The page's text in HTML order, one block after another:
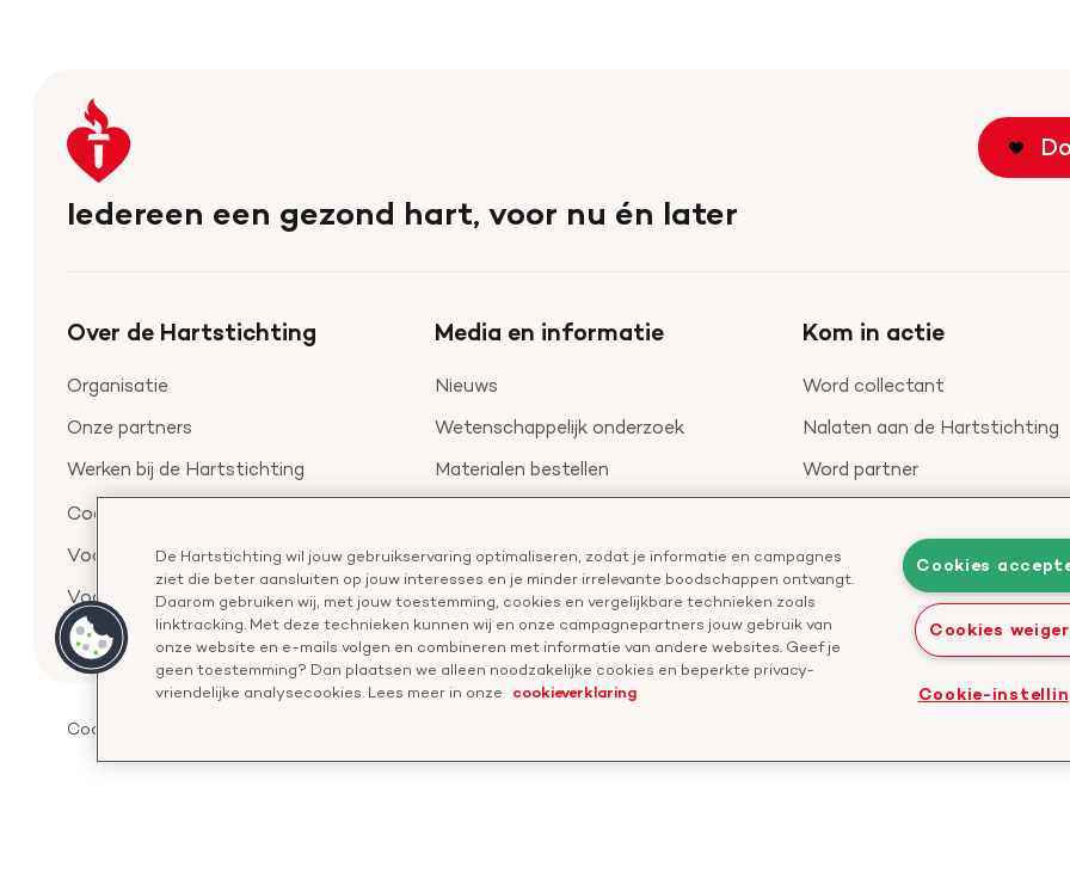
Keer
terug
naar
de
Iedereen een gezond hart, voor nu én later
Over de Hartstichting
Organisatie
Onze partners
Werken bij de Hartstichting
Cookie-instellingen
Voor de pers
Voor de wetenschappers
Media en informatie
Nieuws
Wetenschappelijk onderzoek
Materialen bestellen
Kom in actie
Word collectant
Nalaten aan de Hartstichting
Word partner
Geef ter nagedachtenis
Start een actie
Cookies
De Hartstichting wil jouw gebruikservaring optimaliseren, zodat je informatie en campagnes
ziet die beter aansluiten op jouw interesses en je minder irrelevante boodschappen ontvangt.
Daarom gebruiken wij, met jouw toestemming, cookies en vergelijkbare technieken zoals
linktracking. Met deze technieken kunnen wij en onze campagnepartners jouw gebruik van
onze website en e-mails volgen en combineren met informatie van andere websites. Geef je
geen toestemming? Dan plaatsen we alleen noodzakelijke cookies en beperkte privacy-
vriendelijke analysecookies. Lees meer in onze
cookieverklaring
Cookies
Cookies
Cookie-